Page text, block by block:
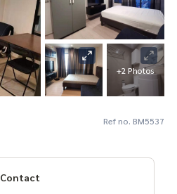
+2 Photos
Ref no. BM5537
Contact